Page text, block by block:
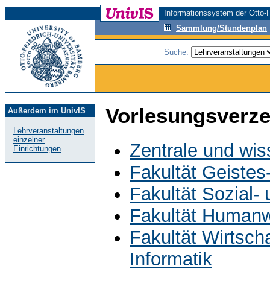
Informationssystem der
Sammlung/Stundenplan
Suche:
Außerdem im UnivIS
Lehrveranstaltungen
einzelner
Einrichtungen
Zentrale und
Fakultät
Fakultät Sozial-
Fakultät
Fakultät
Informatik